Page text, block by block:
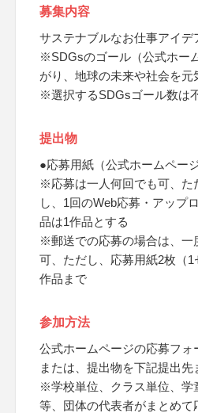
募集内容
サステナブルなお仕事アイデ
※SDGsのゴール（公式ホー
がり、地球の未来や社会を元
※選択するSDGsゴール数は
提出物
●応募用紙（公式ホームペー
※応募は一人何回でも可、た
し、1回のWeb応募・アップ
品は1作品とする
※郵送での応募の場合は、一
可、ただし、応募用紙2枚（
作品まで
参加方法
公式ホームページの応募フォ
または、提出物を下記提出先
※学校単位、クラス単位、学
等、団体の代表者がまとめ